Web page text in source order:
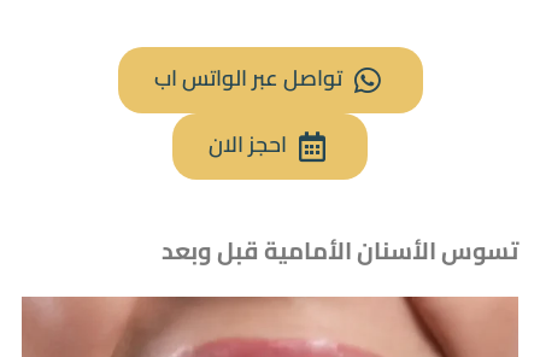
تواصل عبر الواتس اب
احجز الان
تسوس الأسنان الأمامية قبل وبعد